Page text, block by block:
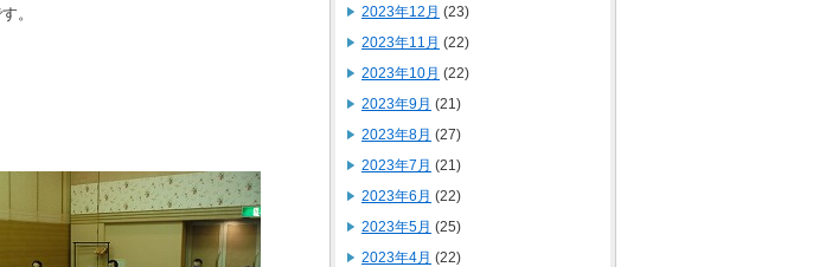
。
2023年12月 (23)
2023年11月 (22)
2023年10月 (22)
2023年9月 (21)
2023年8月 (27)
2023年7月 (21)
2023年6月 (22)
2023年5月 (25)
2023年4月 (22)